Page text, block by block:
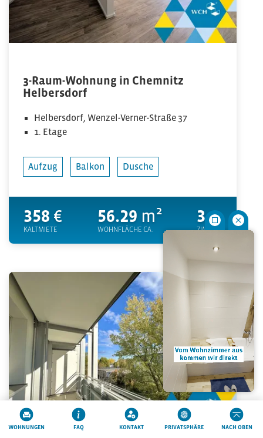
3-Raum-Wohnung in Chemnitz
Helbersdorf
Helbersdorf, Wenzel-Verner-Straße 37
1. Etage
Aufzug Balkon Dusche
358 €
KALTMIETE
56.29 m²
WOHNFLÄCHE CA.
3
ZIMMER
WOHNUNGEN FAQ KONTAKT PRIVATSPHÄRE NACH OBEN